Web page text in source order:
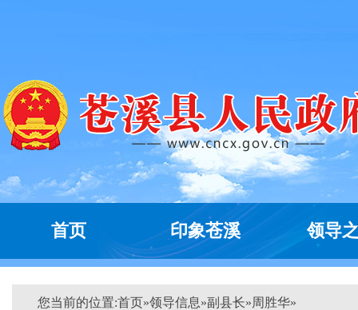
首页 印象苍溪 领导
您当前的位置:首页»领导信息»副县长»周胜华»